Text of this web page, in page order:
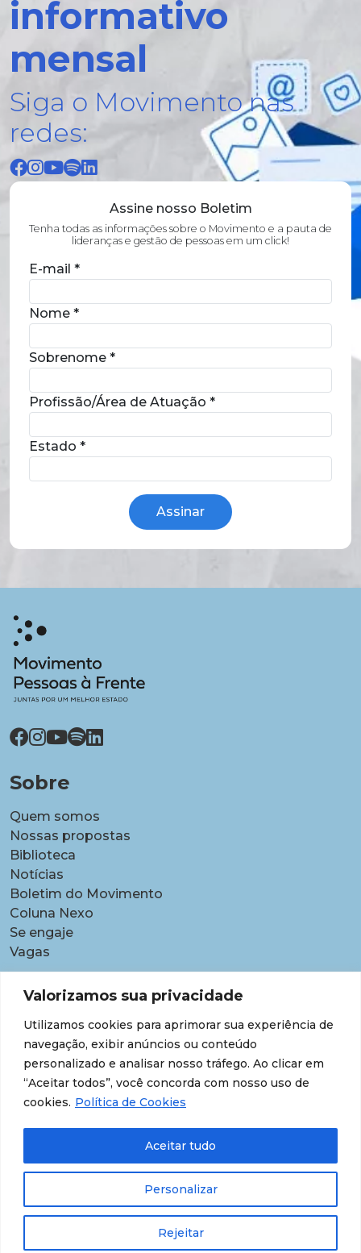
Valorizamos sua privacidade
Utilizamos cookies para aprimorar sua experiência de
navegação, exibir anúncios ou conteúdo
personalizado e analisar nosso tráfego. Ao clicar em
“Aceitar todos”, você concorda com nosso uso de
cookies. Política de Cookies
Personalizar
Rejeitar
Aceitar tudo
informativo
mensal
Siga o Movimento nas
redes:
Assine nosso Boletim
Tenha todas as informações sobre o Movimento e a pauta de
lideranças e gestão de pessoas em um click!
E-mail *
Nome *
Sobrenome *
Profissão/Área de Atuação *
Estado *
Sobre
Quem somos
Nossas propostas
Biblioteca
Notícias
Boletim do Movimento
Coluna Nexo
Se engaje
Vagas
Pautas
Carreiras
Contratações temporárias
Equidade étnico-racial
Equidade para Mulheres
Gestão de desempenho e desenvolvimento
Transparência de dados sobre lideranças